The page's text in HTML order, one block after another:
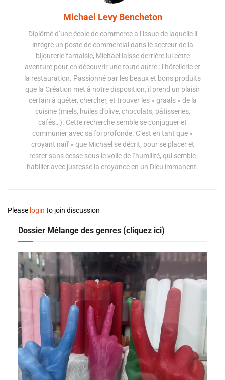
Michael Levy Bencheton
Diplômé d’une école de commerce a l’issue de laquelle il
intègre un poste de commercial dans le secteur de la
bijouterie fantaisie, Michael laisse derrière lui cette
aventure pour en découvrir une toute autre : l’hôtellerie et
la restauration. Passionné par les beaux et bons produits
que la Création met à notre disposition, il prend un plaisir
certain à quêter, chercher, et trouver les « graals » de la
cuisine (miels, huiles d’olive, chocolats, pâtisseries,
cafés…). Cette recherche semble se conjuguer et
communier avec sa foi profonde. C’est en tant que «
croyant naïf » que Michael se décrit, pour se placer et
rester sans cesse sous le voile de l’humilité, qui semble
habiller avec justesse la croyance en un Dieu immanent.
Please login to join discussion
Dossier Mélange des genres (cliquez ici)